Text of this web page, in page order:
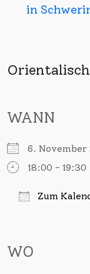
in
WANN
6.
18:00 - 19:30
Zum
WO